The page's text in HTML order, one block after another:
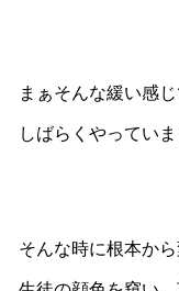
まぁそんな緩い感
しばらくやっていま
そんな時に根本か